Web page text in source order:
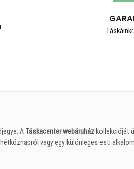
A Táskacenter webáruház kollekcióját
vagy egy különleges esti